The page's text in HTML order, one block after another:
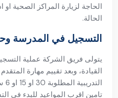
الحاجة لزيارة المراكز الصحية او
الحالة.
التسجيل في المدرسة
يتولى فريق الشركة عملية
القيادة، وبعد تقييم مهارة
تامين اقرب المواعيد للبدء في